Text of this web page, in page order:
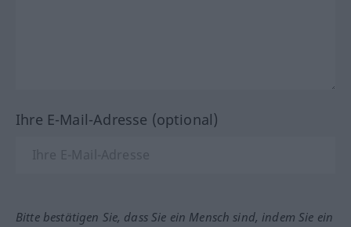
Ihre E-Mail-Adresse (optional)
Bitte bestätigen Sie, dass Sie ein Mensch sind, indem Sie ein